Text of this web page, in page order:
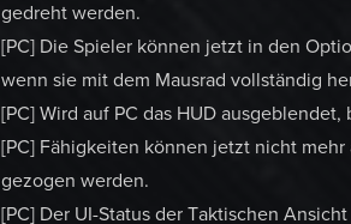
gedreht werden.
[PC] Die Spieler können jetzt in den
wenn sie mit dem Mausrad vollständig
[PC] Wird auf PC das HUD
[PC] Fähigkeiten können jetzt nicht
gezogen werden.
[PC] Der UI-Status der Taktischen